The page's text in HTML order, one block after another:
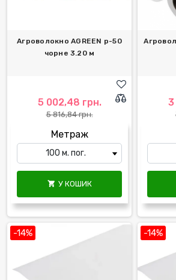
Агроволокно AGREEN р-50
чорне 3.20 м
5 002,48 грн.
5 816,84 грн.
Метраж
 У КОШИК
3
-14% -14%